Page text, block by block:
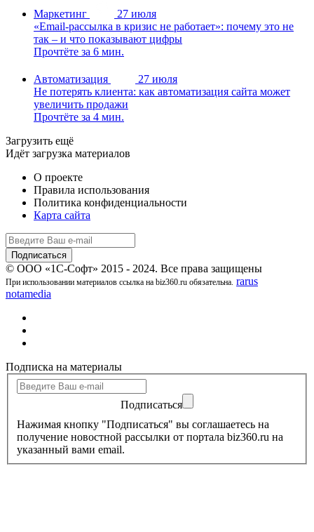
Маркетинг
27 июля
«Email-рассылка в кризис не работает»: почему это не
так – и что показывают цифры
Прочтёте за 6 мин.
Автоматизация
27 июля
Не потерять клиента: как автоматизация сайта может
увеличить продажи
Прочтёте за 4 мин.
Загрузить ещё
Идёт загрузка материалов
О проекте
Правила использования
Политика конфиденциальности
Карта сайта
© ООО «1С-Софт» 2015 - 2024. Все права защищены
При использовании материалов ссылка на biz360.ru обязательна. rarus
notamedia
Подписка на материалы
Подписаться
Нажимая кнопку "Подписаться" вы соглашаетесь на
получение новостной рассылки от портала biz360.ru на
указанный вами email.